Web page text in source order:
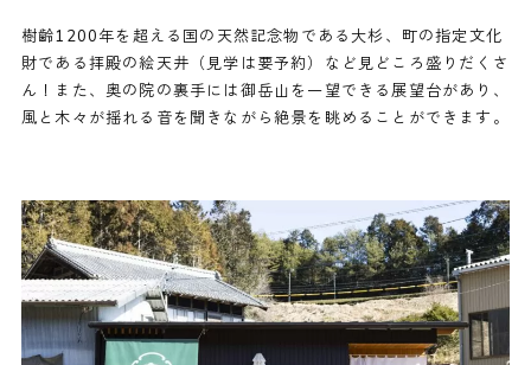
樹齢1200年を超える国の天然記念物である大杉、町の指定文化
財である拝殿の絵天井（見学は要予約）など見どころ盛りだくさ
ん！また、奥の院の裏手には御岳山を一望できる展望台があり、
風と木々が揺れる音を聞きながら絶景を眺めることができます。